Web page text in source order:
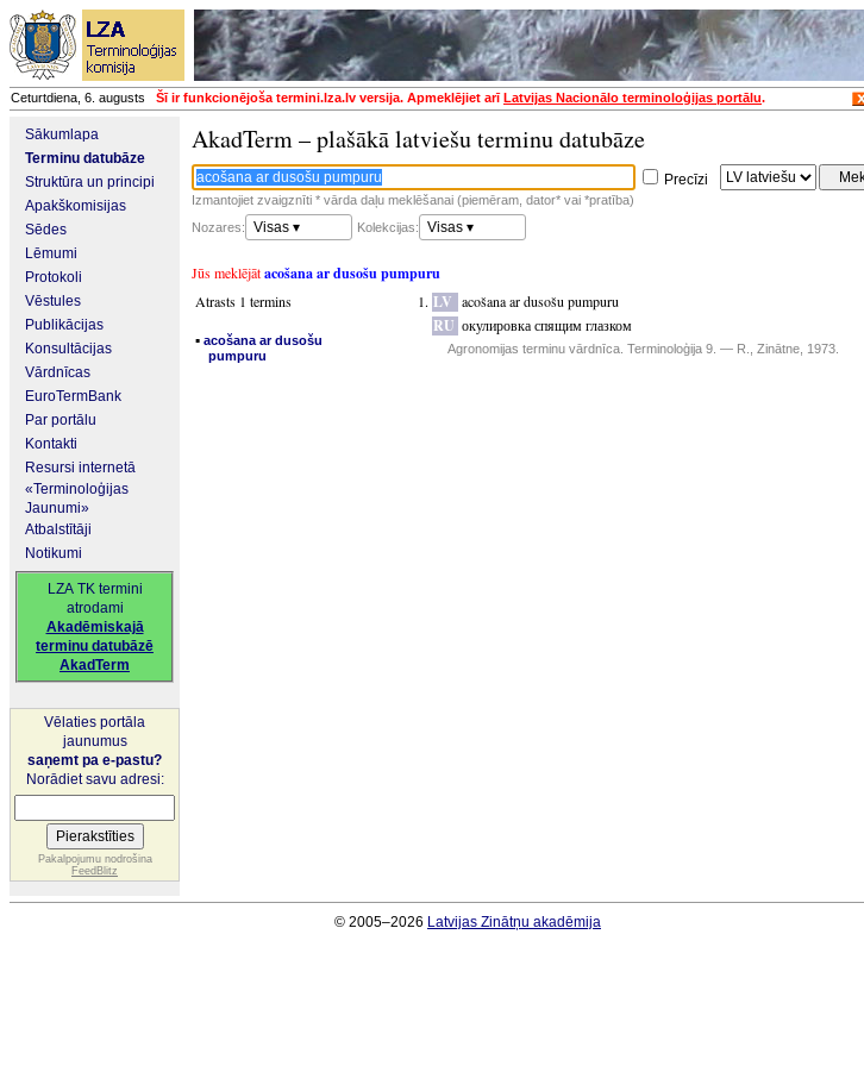
Ceturtdiena, 6. augusts Šī ir funkcionējoša termini.lza.lv versija. Apmeklējiet arīLatvijas Nacionālo terminoloģijas portālu.
Sākumlapa
Terminu datubāze
Struktūra un principi
Apakškomisijas
Sēdes
Lēmumi
Protokoli
Vēstules
Publikācijas
Konsultācijas
Vārdnīcas
EuroTermBank
Par portālu
Kontakti
Resursi internetā
«Terminoloģijas
Jaunumi»
Atbalstītāji
Notikumi
LZA TK termini
atrodami
Akadēmiskajā
terminu datubāzē
AkadTerm
Vēlaties portāla
jaunumus
saņemt pa e-pastu?
Norādiet savu adresi:
Pakalpojumu nodrošina
FeedBlitz
AkadTerm – plašākā latviešu terminu datubāze
Precīzi
Izmantojiet zvaigznīti * vārda daļu meklēšanai (piemēram, dator* vai *pratība)
Nozares:
Visas ▾ Kolekcijas: Visas ▾
Jūs meklējātacošana ar dusošu pumpuru
Atrasts 1 termins
▪ acošana ar dusošu
pumpuru
LV acošana ar dusošu pumpuru
RU окулировка спящим глазком
Agronomijas terminu vārdnīca. Terminoloģija 9. — R., Zinātne, 1973.
© 2005–2026 Latvijas Zinātņu akadēmija